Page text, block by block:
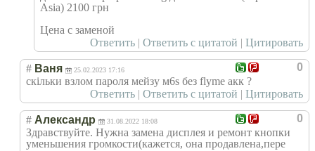
Asia) 2100 грн
Цена с заменой
Ответить | Ответить с цитатой | Цитировать
0
# Ваня 25.02.2023 17:16
скільки взлом пароля мейзу м6s без flyme акк ?
Ответить | Ответить с цитатой | Цитировать
0
# Александр 31.08.2022 18:08
Здравствуйте. Нужна замена дисплея и ремонт кнопки
уменьшения громкости(кажется, она продавлена,пере